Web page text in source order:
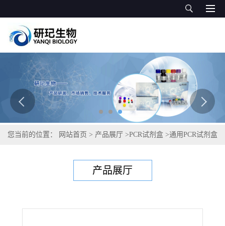
您当前的位置： 网站首页 > 产品展厅 >PCR试剂盒 >通用PCR试剂盒
产品展厅